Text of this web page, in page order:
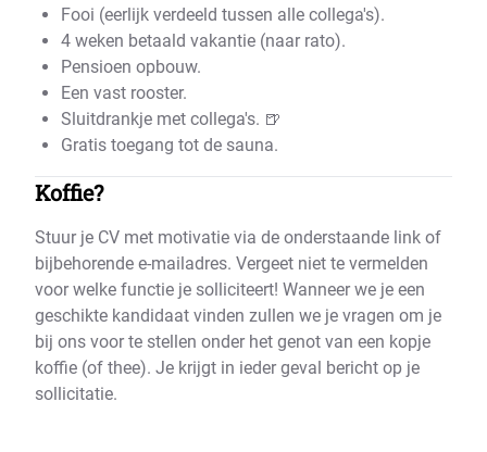
Fooi (eerlijk verdeeld tussen alle collega's).
4 weken betaald vakantie (naar rato).
Pensioen opbouw.
Een vast rooster.
Sluitdrankje met collega's. 🍺
Gratis toegang tot de sauna.
Koffie?
Stuur je CV met motivatie via de onderstaande link of
bijbehorende e-mailadres. Vergeet niet te vermelden
voor welke functie je solliciteert! Wanneer we je een
geschikte kandidaat vinden zullen we je vragen om je
bij ons voor te stellen onder het genot van een kopje
koffie (of thee). Je krijgt in ieder geval bericht op je
sollicitatie.